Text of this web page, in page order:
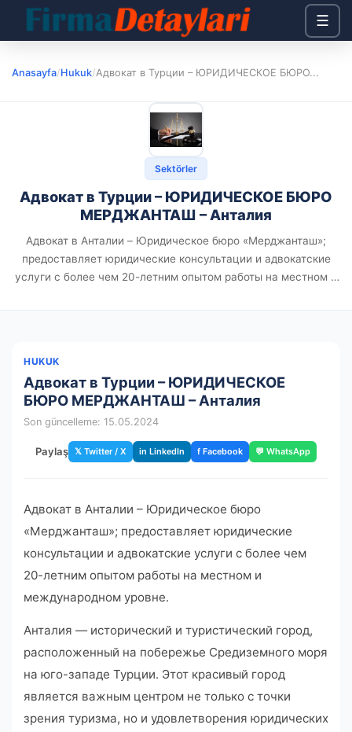
☰
Anasayfa/Hukuk/Адвокат в Турции – ЮРИДИЧЕСКОЕ БЮРО...
Sektörler
Адвокат в Турции – ЮРИДИЧЕСКОЕ БЮРО
МЕРДЖАНТАШ – Анталия
Адвокат в Анталии – Юридическое бюро «Мерджанташ»;
предоставляет юридические консультации и адвокатские
услуги с более чем 20-летним опытом работы на местном и
HUKUK
Адвокат в Турции – ЮРИДИЧЕСКОЕ
БЮРО МЕРДЖАНТАШ – Анталия
Son güncelleme: 15.05.2024
Paylaş 𝕏 Twitter / X in LinkedIn f Facebook 💬 WhatsApp
Адвокат в Анталии – Юридическое бюро
«Мерджанташ»; предоставляет юридические
консультации и адвокатские услуги с более чем
20-летним опытом работы на местном и
международном уровне.
Анталия — исторический и туристический город,
расположенный на побережье Средиземного моря
на юго-западе Турции. Этот красивый город
является важным центром не только с точки
зрения туризма, но и удовлетворения юридических